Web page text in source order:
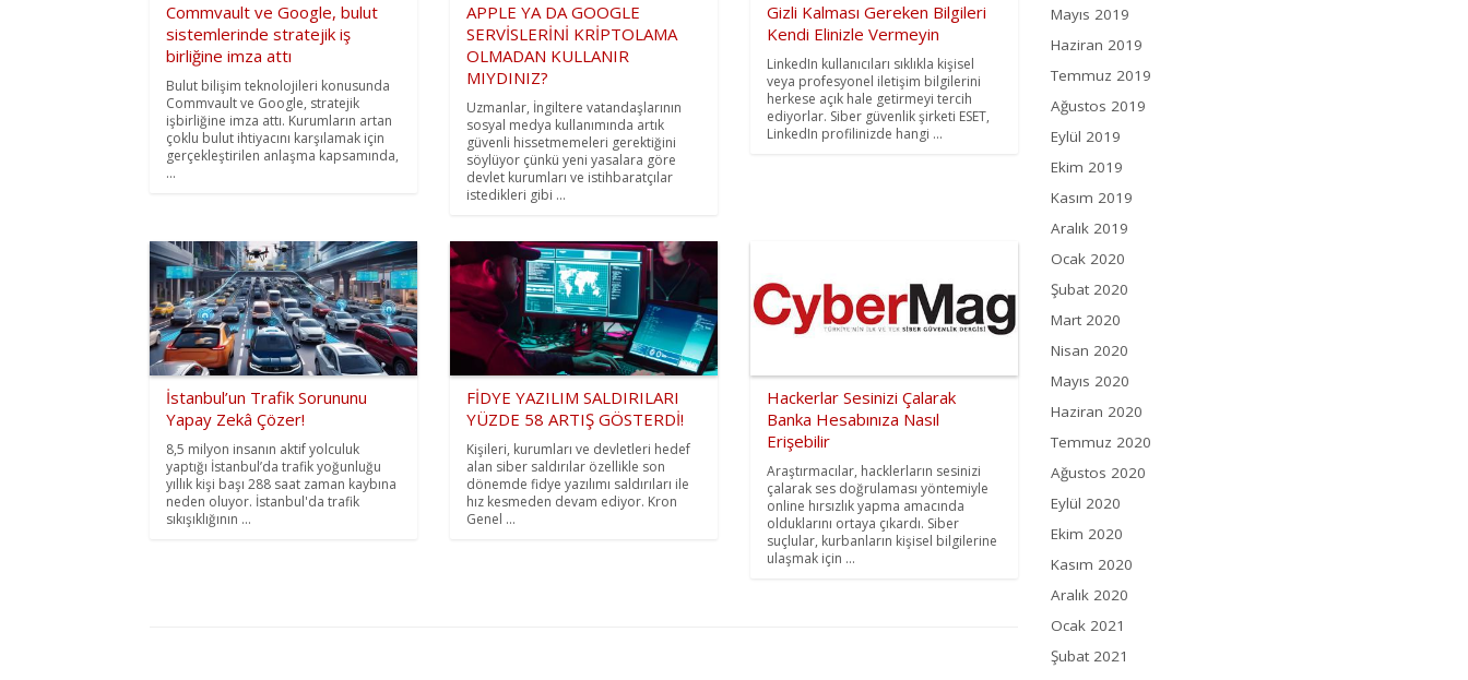
Commvault ve Google, bulut
sistemlerinde stratejik iş
birliğine imza attı
Bulut bilişim teknolojileri konusunda
Commvault ve Google, stratejik
işbirliğine imza attı. Kurumların artan
çoklu bulut ihtiyacını karşılamak için
gerçekleştirilen anlaşma kapsamında,
...
APPLE YA DA GOOGLE
SERVİSLERİNİ KRİPTOLAMA
OLMADAN KULLANIR
MIYDINIZ?
Uzmanlar, İngiltere vatandaşlarının
sosyal medya kullanımında artık
güvenli hissetmemeleri gerektiğini
söylüyor çünkü yeni yasalara göre
devlet kurumları ve istihbaratçılar
istedikleri gibi ...
Gizli Kalması Gereken Bilgileri
Kendi Elinizle Vermeyin
LinkedIn kullanıcıları sıklıkla kişisel
veya profesyonel iletişim bilgilerini
herkese açık hale getirmeyi tercih
ediyorlar. Siber güvenlik şirketi ESET,
LinkedIn profilinizde hangi ...
İstanbul’un Trafik Sorununu
Yapay Zekâ Çözer!
8,5 milyon insanın aktif yolculuk
yaptığı İstanbul’da trafik yoğunluğu
yıllık kişi başı 288 saat zaman kaybına
neden oluyor. İstanbul'da trafik
sıkışıklığının ...
FİDYE YAZILIM SALDIRILARI
YÜZDE 58 ARTIŞ GÖSTERDİ!
Kişileri, kurumları ve devletleri hedef
alan siber saldırılar özellikle son
dönemde fidye yazılımı saldırıları ile
hız kesmeden devam ediyor. Kron
Genel ...
Hackerlar Sesinizi Çalarak
Banka Hesabınıza Nasıl
Erişebilir
Araştırmacılar, hacklerların sesinizi
çalarak ses doğrulaması yöntemiyle
online hırsızlık yapma amacında
olduklarını ortaya çıkardı. Siber
suçlular, kurbanların kişisel bilgilerine
ulaşmak için ...
Mayıs 2019
Haziran 2019
Temmuz 2019
Ağustos 2019
Eylül 2019
Ekim 2019
Kasım 2019
Aralık 2019
Ocak 2020
Şubat 2020
Mart 2020
Nisan 2020
Mayıs 2020
Haziran 2020
Temmuz 2020
Ağustos 2020
Eylül 2020
Ekim 2020
Kasım 2020
Aralık 2020
Ocak 2021
Şubat 2021